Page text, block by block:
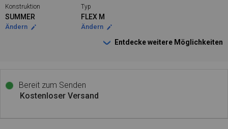
Konstruktion
SUMMER
Ändern
Typ
FLEX M
Ändern
Entdecke weitere Möglichkeiten
Bereit zum Senden
Kostenloser Versand